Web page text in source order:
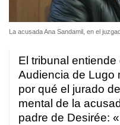
La acusada Ana Sandamil, en el
El tribunal
Audiencia de Lugo
por qué el jurado
mental de la
padre de Desirée: